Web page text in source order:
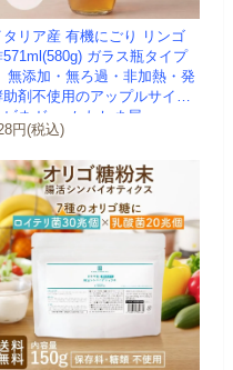
タリア産 有機にごり リンゴ
571ml(580g) ガラス瓶タイプ
無添加・無ろ過・非加熱・発
助剤不使用のアップルサイダ
ビネガー -かわしま屋-
円(税込)